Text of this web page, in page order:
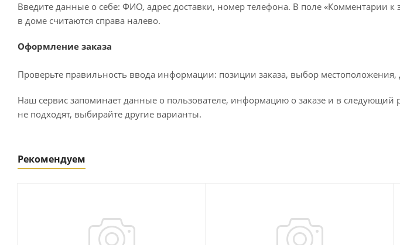
Введите данные о себе: ФИО, адрес доставки, номер телефона. В поле «Комментарии к
в доме считаются справа налево.
Оформление заказа
Проверьте правильность ввода информации: позиции заказа, выбор
Наш сервис запоминает данные о пользователе, информацию о заказе и в
не подходят, выбирайте другие варианты.
Рекомендуем